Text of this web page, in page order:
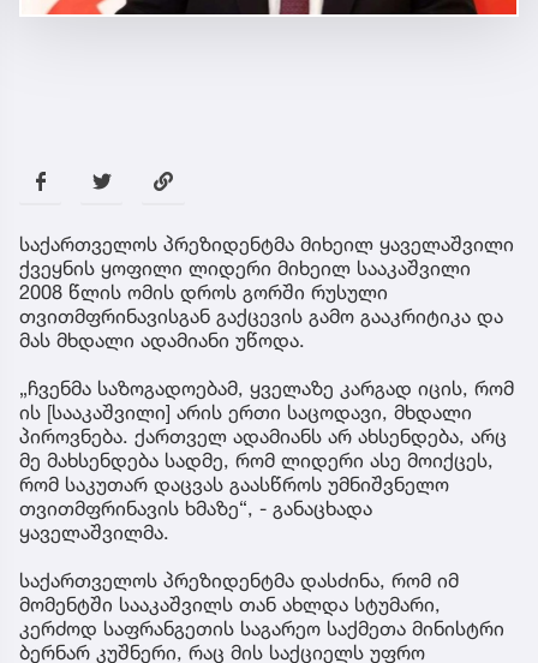
საქართველოს პრეზიდენტმა მიხეილ ყაველაშვილი
ქვეყნის ყოფილი ლიდერი მიხეილ სააკაშვილი
2008 წლის ომის დროს გორში რუსული
თვითმფრინავისგან გაქცევის გამო გააკრიტიკა და
მას მხდალი ადამიანი უწოდა.
„ჩვენმა საზოგადოებამ, ყველაზე კარგად იცის, რომ
ის [სააკაშვილი] არის ერთი საცოდავი, მხდალი
პიროვნება. ქართველ ადამიანს არ ახსენდება, არც
მე მახსენდება სადმე, რომ ლიდერი ასე მოიქცეს,
რომ საკუთარ დაცვას გაასწროს უმნიშვნელო
თვითმფრინავის ხმაზე“, - განაცხადა
ყაველაშვილმა.
საქართველოს პრეზიდენტმა დასძინა, რომ იმ
მომენტში სააკაშვილს თან ახლდა სტუმარი,
კერძოდ საფრანგეთის საგარეო საქმეთა მინისტრი
ბერნარ კუშნერი, რაც მის საქციელს უფრო